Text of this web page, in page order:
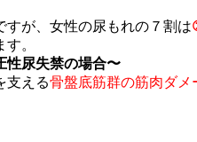
すが、女性の尿もれの７割は
。
性尿失禁の場合〜
支える骨盤底筋群の筋肉ダメ